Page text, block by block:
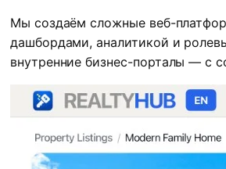
Мы создаём сложные веб-
дашбордами, аналитикой и
внутренние бизнес-порталы — с